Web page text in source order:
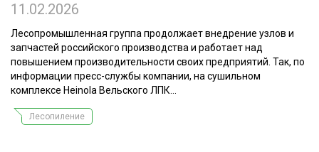
КОМПЛЕКСНАЯ ПЕРЕРАБОТКА
ЛЕСОПИЛЕНИЕ
ДЕРЕВЯННОЕ ДОМОСТРОЕНИЕ
БЕЗОПАСНОЕ ПРОИЗВОДСТВО
СОРТИРОВКА ДРЕВЕСИНЫ
11.02.2026
Лесопромышленная группа продолжает внедрение узлов и
запчастей российского производства и работает над
повышением производительности своих предприятий. Так, по
информации пресс-службы компании, на сушильном
комплексе Heinola Вельского ЛПК...
Лесопиление